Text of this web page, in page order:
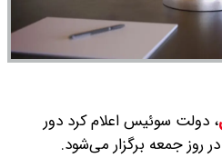
، دولت سوئیس اعلام کرد دور
در روز جمعه برگزار می‌شود.